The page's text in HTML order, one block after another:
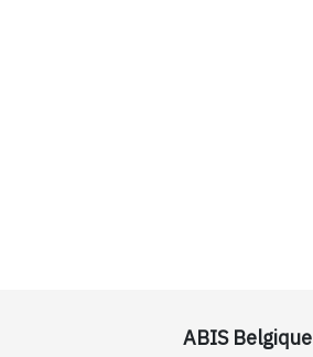
ABIS Belgique